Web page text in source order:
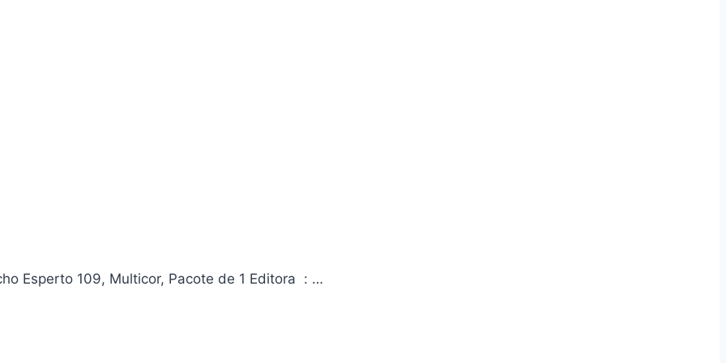
Livro Gibi Gibi Bíblico 10 Histórias Sortidas x 10 Unidades, Bicho Esperto 109, Multicor, Pacote de 1 Editora ‏ : ‎…